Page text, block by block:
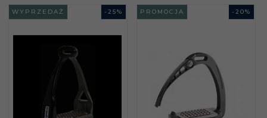
- 25%
WYPRZEDAŻ - 20%
PROMOCJA